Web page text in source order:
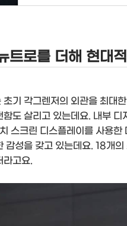
트로를 더해 현대
초기 각그렌저의 외관을 최대
도 살리고 있는데요. 내부
스크린 디스플레이를 사용
감성을 갖고 있는데요. 18개
라고요.